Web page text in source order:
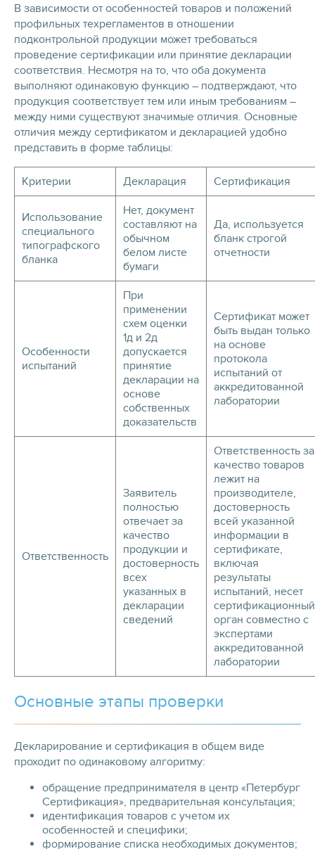
В зависимости от особенностей товаров и положений
профильных техрегламентов в отношении
подконтрольной продукции может требоваться
проведение сертификации или принятие декларации
соответствия. Несмотря на то, что оба документа
выполняют одинаковую функцию – подтверждают, что
продукция соответствует тем или иным требованиям –
между ними существуют значимые отличия. Основные
отличия между сертификатом и декларацией удобно
представить в форме таблицы:
Критерии Декларация Сертификация
Использование
специального
типографского
бланка
Нет, документ
составляют на
обычном
белом листе
бумаги
Да, используется
бланк строгой
отчетности
Особенности
испытаний
При
применении
схем оценки
1д и 2д
допускается
принятие
декларации на
основе
собственных
доказательств
Сертификат может
быть выдан только
на основе
протокола
испытаний от
аккредитованной
лаборатории
Ответственность
Заявитель
полностью
отвечает за
качество
продукции и
достоверность
всех
указанных в
декларации
сведений
Ответственность за
качество товаров
лежит на
производителе,
достоверность
всей указанной
информации в
сертификате,
включая
результаты
испытаний, несет
сертификационный
орган совместно с
экспертами
аккредитованной
лаборатории
Основные этапы проверки
Декларирование и сертификация в общем виде
проходит по одинаковому алгоритму:
обращение предпринимателя в центр «Петербург
Сертификация», предварительная консультация;
идентификация товаров с учетом их
особенностей и специфики;
формирование списка необходимых документов;